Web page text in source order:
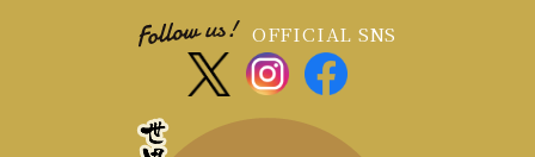
OFFICIAL SNS